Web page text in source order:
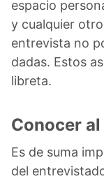
espacio
y cualquier
entrevista no
dadas. Estos
libreta.
Conocer
Es de suma
del